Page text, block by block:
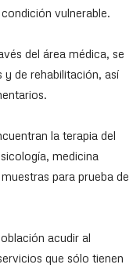
vulnerable.
del área médica, se
de rehabilitación, así
la terapia del
medicina
para prueba de
acudir al
que sólo tienen